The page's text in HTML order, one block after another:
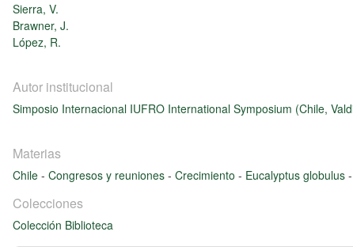
Sierra, V.
Brawner, J.
López, R.
Autor institucional
Simposio Internacional IUFRO International Symposium (Chile,
Materias
Chile - Congresos y reuniones - Crecimiento - Eucalyptus globulus -
Colecciones
Colección Biblioteca